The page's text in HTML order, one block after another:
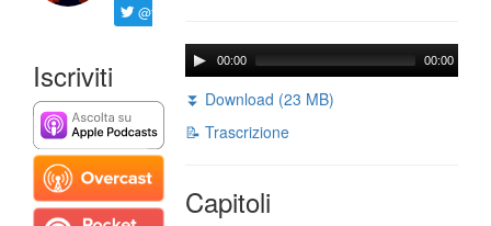
@ftrava
Iscriviti 00:00 00:00
⏬ Download (23 MB)
📝 Trascrizione
Capitoli